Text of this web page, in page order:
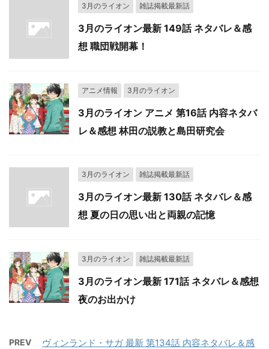
3月のライオン 雑誌掲載最新話
3月のライオン最新 149話 ネタバレ＆感
想 職団戦開幕！
アニメ情報 3月のライオン
3月のライオン アニメ 第16話 内容ネタバ
レ＆感想 林田の説教と島田研究会
3月のライオン 雑誌掲載最新話
3月のライオン最新 130話 ネタバレ＆感
想 夏の日の思い出と両親の記憶
3月のライオン 雑誌掲載最新話
3月のライオン最新 171話 ネタバレ＆感想
夜のお出かけ
PREV
ヴィンランド・サガ 最新 第134話 内容ネタバレ＆感